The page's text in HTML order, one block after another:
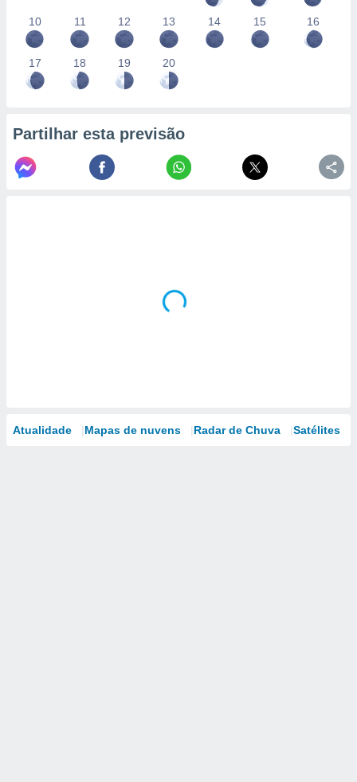
10 11 12 13 14 15 16
17 18 19 20
Partilhar esta previsão
Atualidade Mapas de nuvens Radar de Chuva Satélites